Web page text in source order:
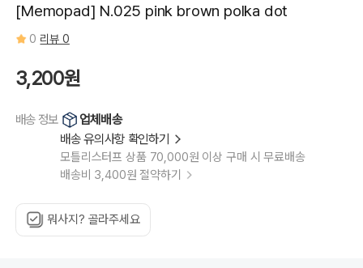
[Memopad] N.025 pink brown polka dot
0 리뷰 0
3,200원
배송 정보
업체배송
배송 유의사항 확인하기
모틀리스터프 상품 70,000원 이상 구매 시 무료배송
배송비 3,400원 절약하기
뭐사지? 골라주세요